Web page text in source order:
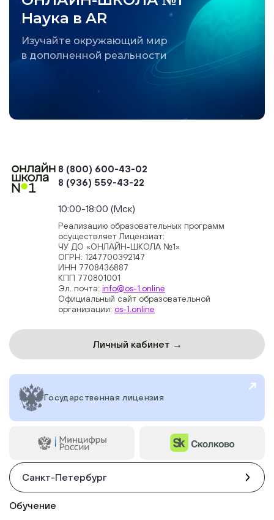
Наука в AR
Изучайте окружающий мир
в дополненной реальности
8 (800) 600-43-02
8 (936) 559-43-22
10:00-18:00 (Мск)
Реализацию образовательных программ
осуществляет Лицензиат:
ЧУ ДО «ОНЛАЙН-ШКОЛА №1»
ОГРН: 1247700392147
ИНН 7708436887
КПП 770801001
Эл. почта: info@os-1.online
Официальный сайт образовательной
организации: os-1.online
Личный кабинет →
Государственная лицензия
Санкт-Петербург
Обучение